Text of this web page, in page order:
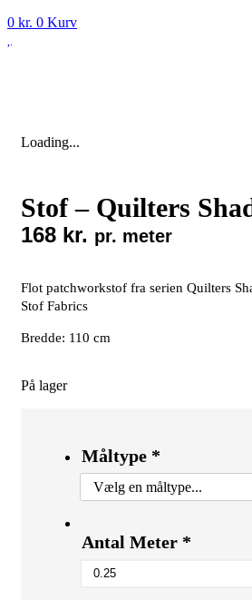
0 kr. 0 Kurv
Loading...
Stof – Quilters
168 kr. pr. meter
Flot patchworkstof fra serien Quilters
Stof Fabrics
Bredde: 110 cm
På lager
Måltype *
Antal Meter *